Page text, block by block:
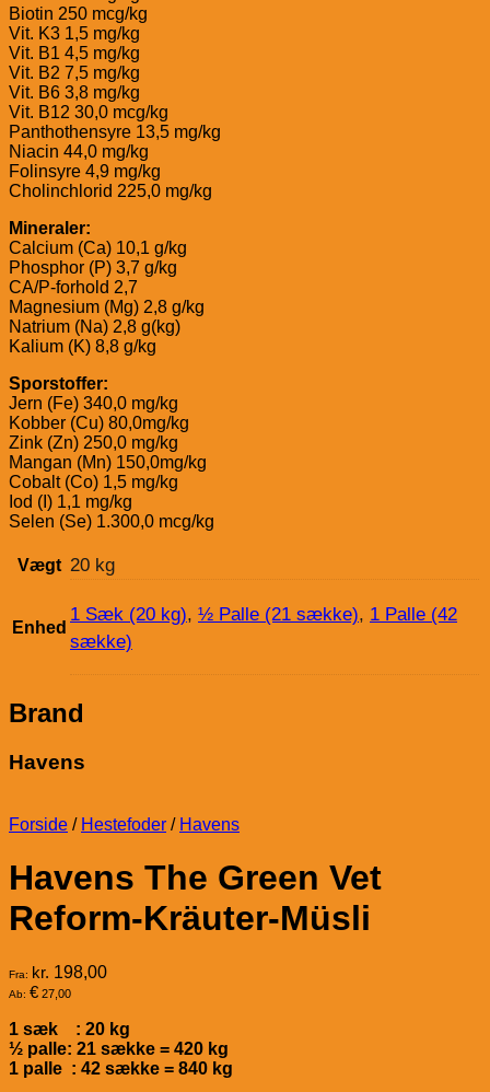
Biotin 250 mcg/kg
Vit. K3 1,5 mg/kg
Vit. B1 4,5 mg/kg
Vit. B2 7,5 mg/kg
Vit. B6 3,8 mg/kg
Vit. B12 30,0 mcg/kg
Panthothensyre 13,5 mg/kg
Niacin 44,0 mg/kg
Folinsyre 4,9 mg/kg
Cholinchlorid 225,0 mg/kg
Mineraler:
Calcium (Ca) 10,1 g/kg
Phosphor (P) 3,7 g/kg
CA/P-forhold 2,7
Magnesium (Mg) 2,8 g/kg
Natrium (Na) 2,8 g(kg)
Kalium (K) 8,8 g/kg
Sporstoffer:
Jern (Fe) 340,0 mg/kg
Kobber (Cu) 80,0mg/kg
Zink (Zn) 250,0 mg/kg
Mangan (Mn) 150,0mg/kg
Cobalt (Co) 1,5 mg/kg
Iod (I) 1,1 mg/kg
Selen (Se) 1.300,0 mcg/kg
Vægt 20 kg
Enhed
1 Sæk (20 kg), ½ Palle (21 sække), 1 Palle (42
sække)
Brand
Havens
Forside / Hestefoder / Havens
Havens The Green Vet
Reform-Kräuter-Müsli
Fra: kr. 198,00
Ab: € 27,00
1 sæk : 20 kg
½ palle: 21 sække = 420 kg
1 palle : 42 sække = 840 kg